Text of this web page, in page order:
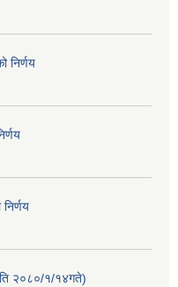
निर्णय
२०८०/१/१४गते)